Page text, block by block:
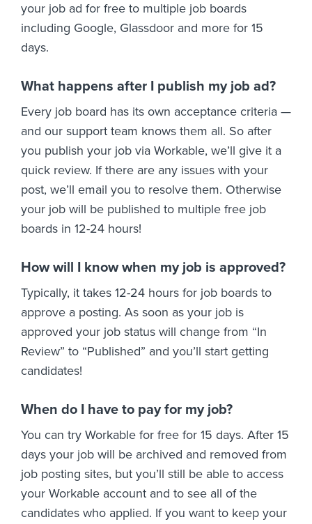
your job ad for free to multiple job boards
including Google, Glassdoor and more for 15
days.
What happens after I publish my job ad?
Every job board has its own acceptance criteria —
and our support team knows them all. So after
you publish your job via Workable, we’ll give it a
quick review. If there are any issues with your
post, we’ll email you to resolve them. Otherwise
your job will be published to multiple free job
boards in 12-24 hours!
How will I know when my job is approved?
Typically, it takes 12-24 hours for job boards to
approve a posting. As soon as your job is
approved your job status will change from “In
Review” to “Published” and you’ll start getting
candidates!
When do I have to pay for my job?
You can try Workable for free for 15 days. After 15
days your job will be archived and removed from
job posting sites, but you’ll still be able to access
your Workable account and to see all of the
candidates who applied. If you want to keep your